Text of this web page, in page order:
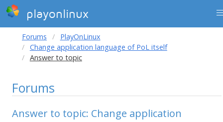
playonlinux
Forums
PlayOnLinux
Change application language of PoL itself
Answer to topic
Forums
Answer to topic: Change application